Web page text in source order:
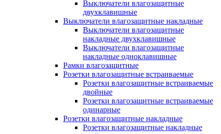
Выключатели влагозащитные
двухклавишные
Выключатели влагозащитные накладные
Выключатели влагозащитные
накладные двухклавишные
Выключатели влагозащитные
накладные одноклавишные
Рамки влагозащитные
Розетки влагозащитные встраиваемые
Розетки влагозащитные встраиваемые
двойные
Розетки влагозащитные встраиваемые
одинарные
Розетки влагозащитные накладные
Розетки влагозащитные накладные